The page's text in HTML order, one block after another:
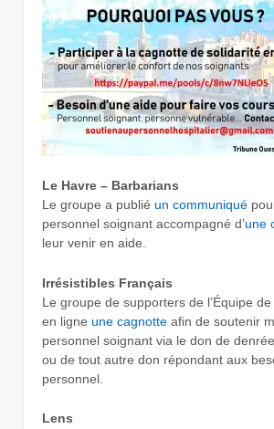
Le Havre – Barbarians
Le groupe a publié un communiqué
personnel soignant accompagné d’une
leur venir en aide.
Irrésistibles Français
Le groupe de supporters de l’Équipe
en ligne une cagnotte afin de soutenir
personnel soignant via le don de
ou de tout autre don répondant aux
personnel.
Lens